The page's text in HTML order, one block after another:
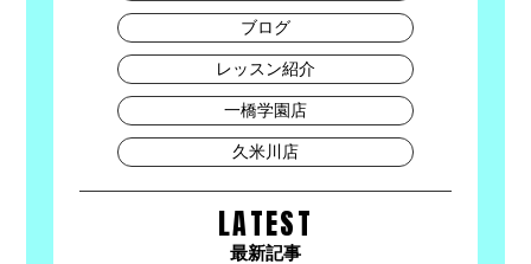
ブログ
レッスン紹介
一橋学園店
久米川店
LATEST
最新記事